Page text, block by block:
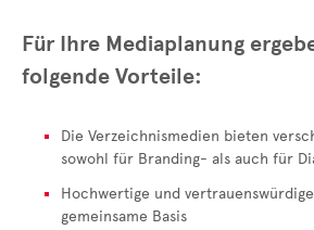
Für Ihre Mediaplanung
folgende Vorteile:
Die Verzeichnismedien bieten
sowohl für Branding- als auch für
Hochwertige und
gemeinsame Basis